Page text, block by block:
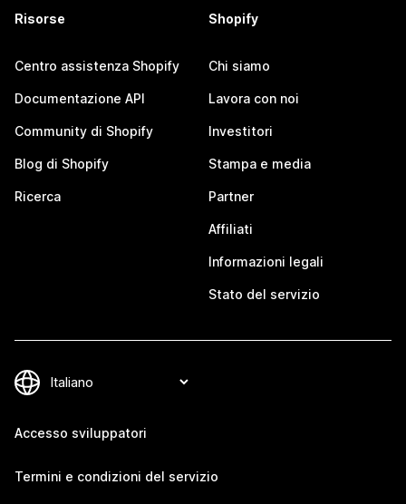
Risorse
Centro assistenza Shopify
Documentazione API
Community di Shopify
Blog di Shopify
Ricerca
Shopify
Chi siamo
Lavora con noi
Investitori
Stampa e media
Partner
Affiliati
Informazioni legali
Stato del servizio
Accesso sviluppatori
Termini e condizioni del servizio